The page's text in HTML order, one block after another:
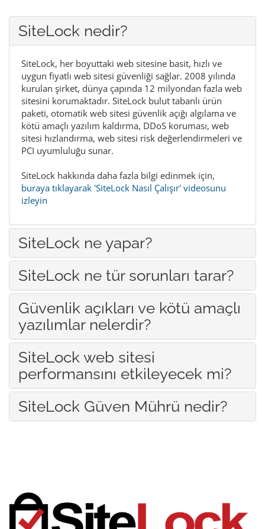
SiteLock nedir?
SiteLock, her boyuttaki web sitesine basit, hızlı ve
uygun fiyatlı web sitesi güvenliği sağlar. 2008 yılında
kurulan şirket, dünya çapında 12 milyondan fazla web
sitesini korumaktadır. SiteLock bulut tabanlı ürün
paketi, otomatik web sitesi güvenlik açığı algılama ve
kötü amaçlı yazılım kaldırma, DDoS koruması, web
sitesi hızlandırma, web sitesi risk değerlendirmeleri ve
PCI uyumluluğu sunar.
SiteLock hakkında daha fazla bilgi edinmek için,
buraya tıklayarak 'SiteLock Nasıl Çalışır' videosunu
izleyin
SiteLock ne yapar?
SiteLock ne tür sorunları tarar?
Güvenlik açıkları ve kötü amaçlı
yazılımlar nelerdir?
SiteLock web sitesi
performansını etkileyecek mi?
SiteLock Güven Mührü nedir?